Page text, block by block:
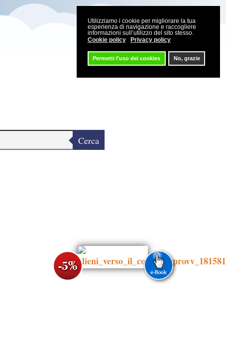
Utilizziamo i cookie per migliorare la tua
esperienza di navigazione e raccogliere
informazioni sull’utilizzo del sito stesso.
Cookie policy
Privacy policy
Permetti l'uso dei cookies No, grazie
Cerca